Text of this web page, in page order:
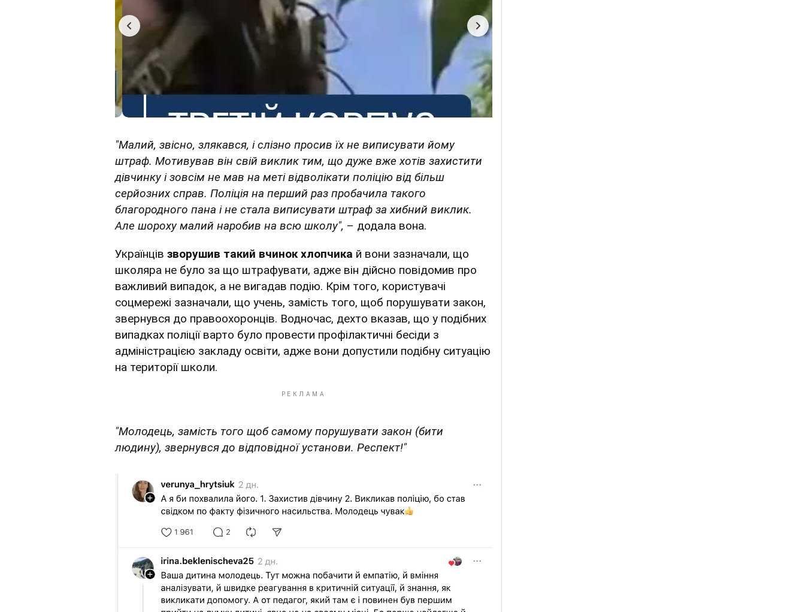
"Малий, звісно, злякався, і слізно просив їх не виписувати йому
штраф. Мотивував він свій виклик тим, що дуже вже хотів захистити
дівчинку і зовсім не мав на меті відволікати поліцію від більш
серйозних справ. Поліція на перший раз пробачила такого
благородного пана і не стала виписувати штраф за хибний виклик.
Але шороху малий наробив на всю школу", – додала вона.
Українців зворушив такий вчинок хлопчика й вони зазначали, що
школяра не було за що штрафувати, адже він дійсно повідомив про
важливий випадок, а не вигадав подію. Крім того, користувачі
соцмережі зазначали, що учень, замість того, щоб порушувати закон,
звернувся до правоохоронців. Водночас, дехто вказав, що у подібних
випадках поліції варто було провести профілактичні бесіди з
адміністрацією закладу освіти, адже вони допустили подібну ситуацію
на території школи.
"Молодець, замість того щоб самому порушувати закон (бити
людину), звернувся до відповідної установи. Респект!"